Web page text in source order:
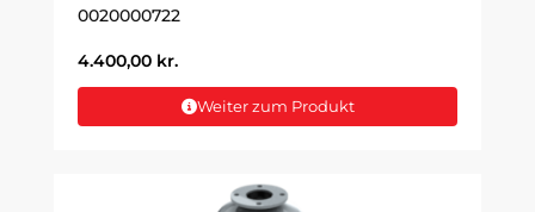
0020000722
4.400,00 kr.
Weiter zum Produkt